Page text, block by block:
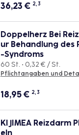
36,23 € 2, 3
Doppelherz Bei
ur Behandlung des
-Syndroms
60 St. • 0,32 € / St.
Pflichtangaben und
18,95€ 2, 3
KIJIMEA Reizdarm
eln